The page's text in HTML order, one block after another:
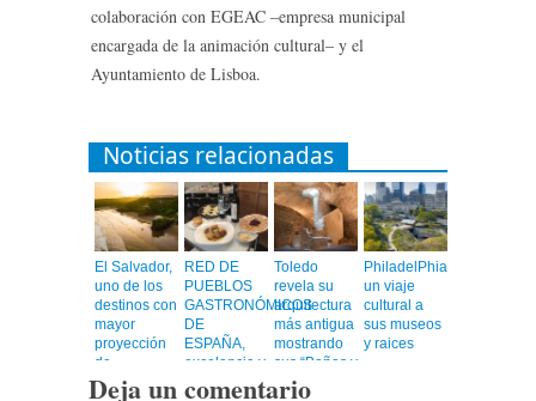
colaboración con EGEAC –empresa municipal
encargada de la animación cultural– y el
Ayuntamiento de Lisboa.
Noticias relacionadas
El Salvador,
uno de los
destinos con
mayor
proyección
de
Centroamérica
RED DE
PUEBLOS
GASTRONÓMICOS
DE
ESPAÑA,
excelencia y
Toledo
revela su
arquitectura
más antigua
mostrando
sus “Baños y
Mezquitas”
PhiladelPhia,
un viaje
cultural a
sus museos
y raices
Deja un comentario